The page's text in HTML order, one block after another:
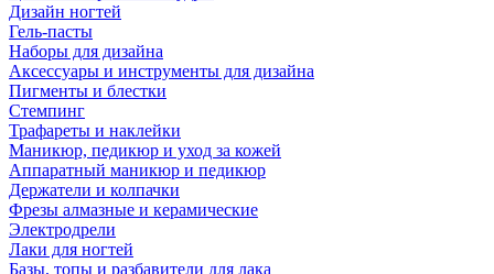
Дизайн ногтей
Гель-пасты
Наборы для дизайна
Аксессуары и инструменты для дизайна
Пигменты и блестки
Стемпинг
Трафареты и наклейки
Маникюр, педикюр и уход за кожей
Аппаратный маникюр и педикюр
Держатели и колпачки
Фрезы алмазные и керамические
Электродрели
Лаки для ногтей
Базы, топы и разбавители для лака